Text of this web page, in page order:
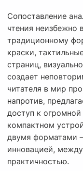
Сопоставление
чтения неизбежно
традиционному
краски,
страниц,
создает
читателя в мир
напротив,
доступ к
компактном
двумя форматами
инновацией,
практичностью.